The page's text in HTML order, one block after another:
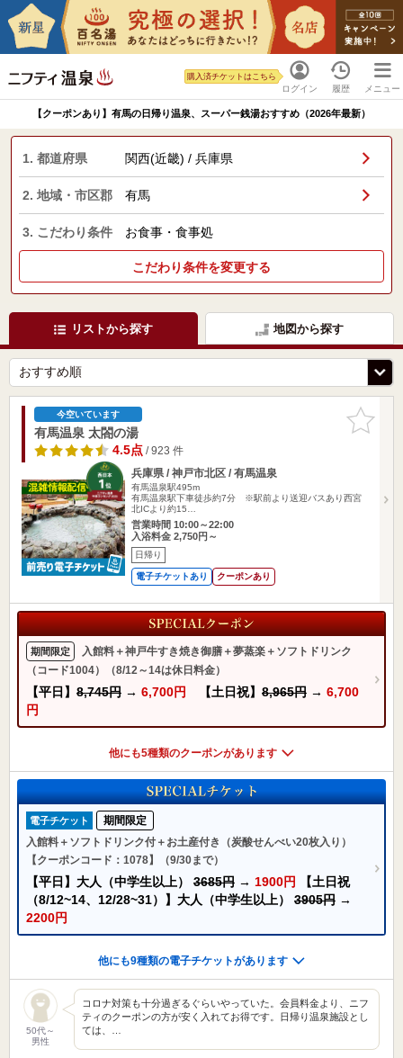
ログイン
購入済チケットはこちら
履歴 メニュー
【クーポンあり】有馬の日帰り温泉、スーパー銭湯おすすめ（2026年最新）
1. 都道府県 関西(近畿) / 兵庫県
2. 地域・市区郡 有馬
3. こだわり条件 お食事・食事処
こだわり条件を変更する
リストから探す 地図から探す
お気に入
りに追加
今空いています
有馬温泉 太閤の湯
4.5点/ 923 件
兵庫県 / 神戸市北区 / 有馬温泉
有馬温泉駅495m
有馬温泉駅下車徒歩約7分 ※駅前より送迎バスあり西宮
北ICより約15…
営業時間 10:00～22:00
入浴料金 2,750円～
日帰り
電子チケットあり クーポンあり
期間限定
入館料＋神戸牛すき焼き御膳＋夢蒸楽＋ソフトドリンク
（コード1004）（8/12～14は休日料金）
【平日】 8,745円 → 6,700円 【土日祝】 8,965円 → 6,700
円
他にも5種類のクーポンがあります
電子チケット
期間限定
入館料＋ソフトドリンク付＋お土産付き（炭酸せんべい20枚入り）
【クーポンコード：1078】（9/30まで）
【平日】大人（中学生以上） 3685円 → 1900円
【土日祝
（8/12~14、12/28~31）】大人（中学生以上） 3905円 →
2200円
他にも9種類の電子チケットがあります
50代～
男性
コロナ対策も十分過ぎるぐらいやっていた。会員料金より、ニフ
ティのクーポンの方が安く入れてお得です。日帰り温泉施設とし
ては、…